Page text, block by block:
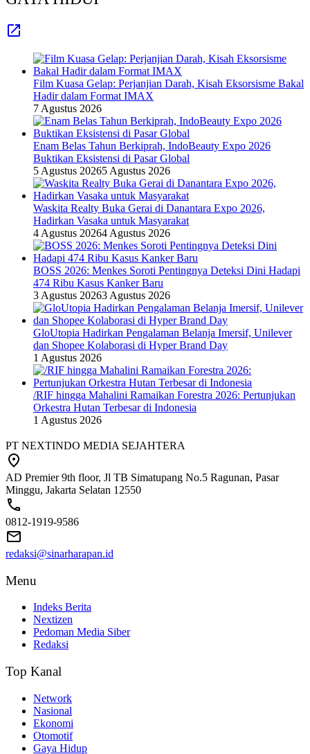
Film Kuasa Gelap: Perjanjian Darah, Kisah Eksorsisme Bakal
Hadir dalam Format IMAX
7 Agustus 2026
Enam Belas Tahun Berkiprah, IndoBeauty Expo 2026
Buktikan Eksistensi di Pasar Global
5 Agustus 20265 Agustus 2026
Waskita Realty Buka Gerai di Danantara Expo 2026,
Hadirkan Vasaka untuk Masyarakat
4 Agustus 20264 Agustus 2026
BOSS 2026: Menkes Soroti Pentingnya Deteksi Dini Hadapi
474 Ribu Kasus Kanker Baru
3 Agustus 20263 Agustus 2026
GloUtopia Hadirkan Pengalaman Belanja Imersif, Unilever
dan Shopee Kolaborasi di Hyper Brand Day
1 Agustus 2026
/RIF hingga Mahalini Ramaikan Forestra 2026: Pertunjukan
Orkestra Hutan Terbesar di Indonesia
1 Agustus 2026
PT NEXTINDO MEDIA SEJAHTERA
AD Premier 9th floor, Jl TB Simatupang No.5 Ragunan, Pasar
Minggu, Jakarta Selatan 12550
0812-1919-9586
redaksi@sinarharapan.id
Menu
Indeks Berita
Nextizen
Pedoman Media Siber
Redaksi
Top Kanal
Network
Nasional
Ekonomi
Otomotif
Gaya Hidup